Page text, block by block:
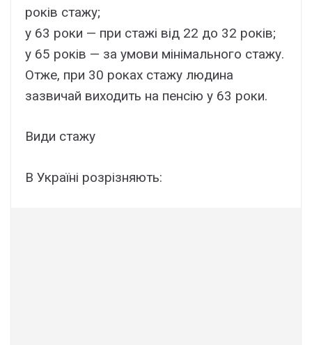
років стажу;
у 63 роки — при стажі від 22 до 32 років;
у 65 років — за умови мінімального стажу.
Отже, при 30 роках стажу людина
зазвичай виходить на пенсію у 63 роки.
Види стажу
В Україні розрізняють: